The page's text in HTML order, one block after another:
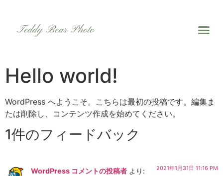
Hello world!
WordPress へようこそ。こちらは最初の投稿です。編集ま
たは削除し、コンテンツ作成を始めてください。
1件のフィードバック
WordPress コメントの投稿者 より: 2021年1月31日 11:16 PM